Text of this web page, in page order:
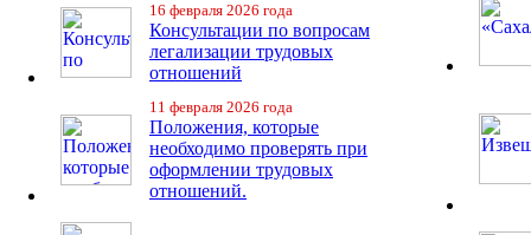
16 февраля 2026 года
Консультации по вопросам
легализации трудовых
отношений
11 февраля 2026 года
Положения, которые
необходимо проверять при
оформлении трудовых
отношений.